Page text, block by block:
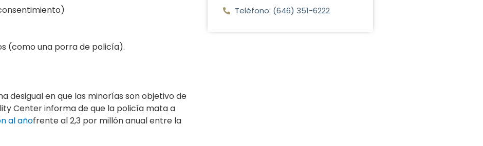
(como una porra de policía).
desigual en que las minorías son objetivo de
Center informa de que la policía mata a
al añofrente al 2,3 por millón anual entre la
Teléfono: (646) 351-6222